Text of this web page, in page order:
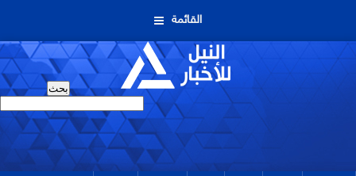
القائمة